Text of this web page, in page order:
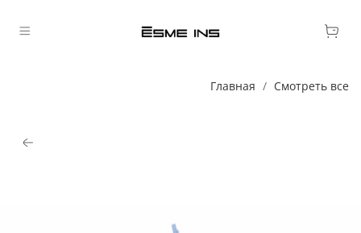
Главная Смотреть все